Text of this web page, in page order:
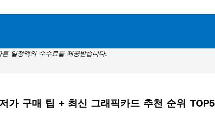
일정액의 수수료를 제공받습니다.
가 구매 팁 + 최신 그래픽카드 추천 순위 TOP5